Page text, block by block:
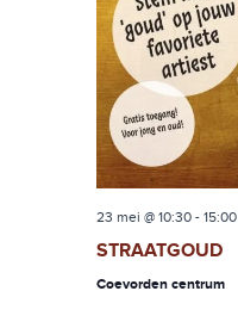
23 mei @ 10:30- 15:00
STRAATGOUD
Coevorden centrum